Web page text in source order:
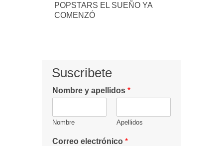
POPSTARS EL SUEÑO YA
COMENZÓ
Suscribete
Nombre y apellidos *
Nombre Apellidos
Correo electrónico *